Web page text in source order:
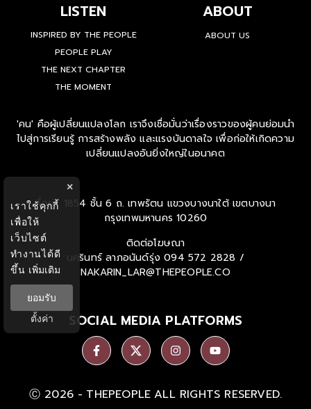
LISTEN
INSPIRED BY THE PEOPLE
PEOPLE PLAY
THE NEXT CHAPTER
THE MOMENT
ABOUT
ABOUT US
'คน' คือผู้เปลี่ยนแปลงโลก เราจึงเชื่อมั่นว่าเรื่องราวของผู้คนย่อมนำ
ไปสู่การเรียนรู้ การสร้างพลัง และแรงบันดาลใจ เพื่อก่อให้เกิดความ
เปลี่ยนแปลงอันยิ่งใหญ่ในอนาคต
ที่อยู่ : 1854 ชั้น 6 ถ. เทพรัตน แขวงบางนาใต้ เขตบางนา
กรุงเทพมหานคร 10260
ติดต่อโฆษณา
นครินทร์ ลาภอนันด์รุ่ง 094 572 2828 /
NAKARIN_LAR@THEPEOPLE.CO
SOCIAL MEDIA PLATFORMS
Ⓒ 2026 - THEPEOPLE ALL RIGHTS RESERVED.
×
เราใช้คุกกี้
เพื่อให้
เว็บไซต์
ทำงานได้ดี
ขึ้น เพิ่มเติม
ยอมรับ
ตั้งค่า